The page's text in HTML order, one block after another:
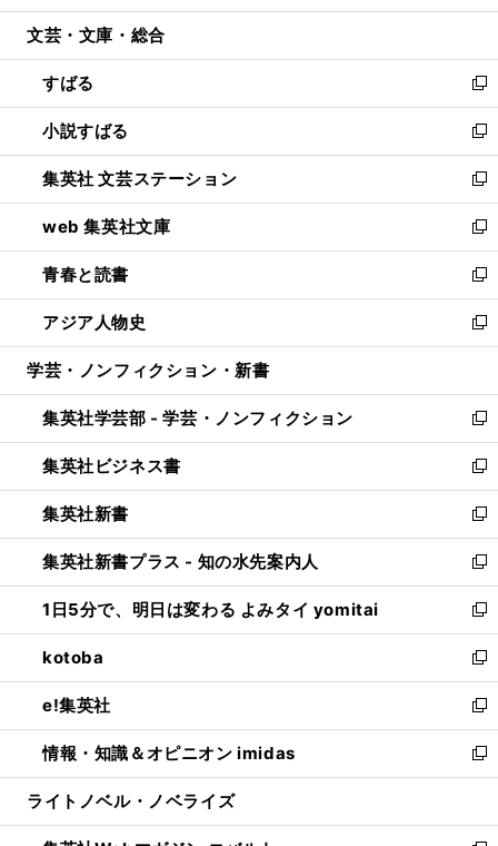
開
ウ
開
く
ン
ウ
で
開
く
ウ
ン
ド
ウ
で
開
く
文芸・文庫・総合
すばる
新
し
い
ウ
ィ
ン
ド
ウ
で
開
く
小説すばる
新
し
い
ウ
ィ
ン
ド
ウ
で
開
集英社 文芸ステーション
新
し
い
ウ
ィ
ン
ド
ウ
開
く
web 集英社文庫
新
し
い
ウ
ィ
ン
ウ
で
開
く
青春と読書
新
し
い
ウ
ン
ド
ウ
で
開
く
アジア人物史
新
し
ウ
ィ
ン
ド
ウ
で
開
く
学芸・ノンフィクション・新書
集英社学芸部 - 学芸・ノンフィクション
新
し
い
ウ
ィ
ン
ド
ウ
で
開
く
集英社ビジネス書
新
し
い
ウ
ィ
ン
ド
ウ
で
開
く
集英社新書
新
し
い
ウ
ィ
ン
ド
ウ
で
開
く
集英社新書プラス - 知の水先案内人
新
し
い
ウ
ィ
ン
ド
ウ
で
開
1日5分で、明日は変わる よみタイ yomitai
新
し
い
ウ
ィ
ン
ド
ウ
開
kotoba
新
し
い
ウ
ィ
ン
ウ
e!集英社
新
し
い
ウ
ン
情報・知識＆オピニオン imidas
新
し
ウ
ライトノベル・ノベライズ